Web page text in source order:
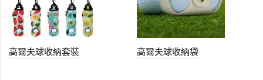
高爾夫球收納套裝 高爾夫球收納袋